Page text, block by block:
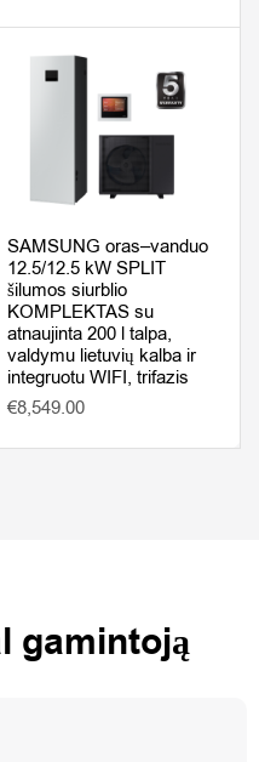
SAMSUNG oras–vanduo
12.5/12.5 kW SPLIT
šilumos siurblio
KOMPLEKTAS su
atnaujinta 200 l talpa,
valdymu lietuvių kalba ir
integruotu WIFI, trifazis
€8,549.00
gamintoją